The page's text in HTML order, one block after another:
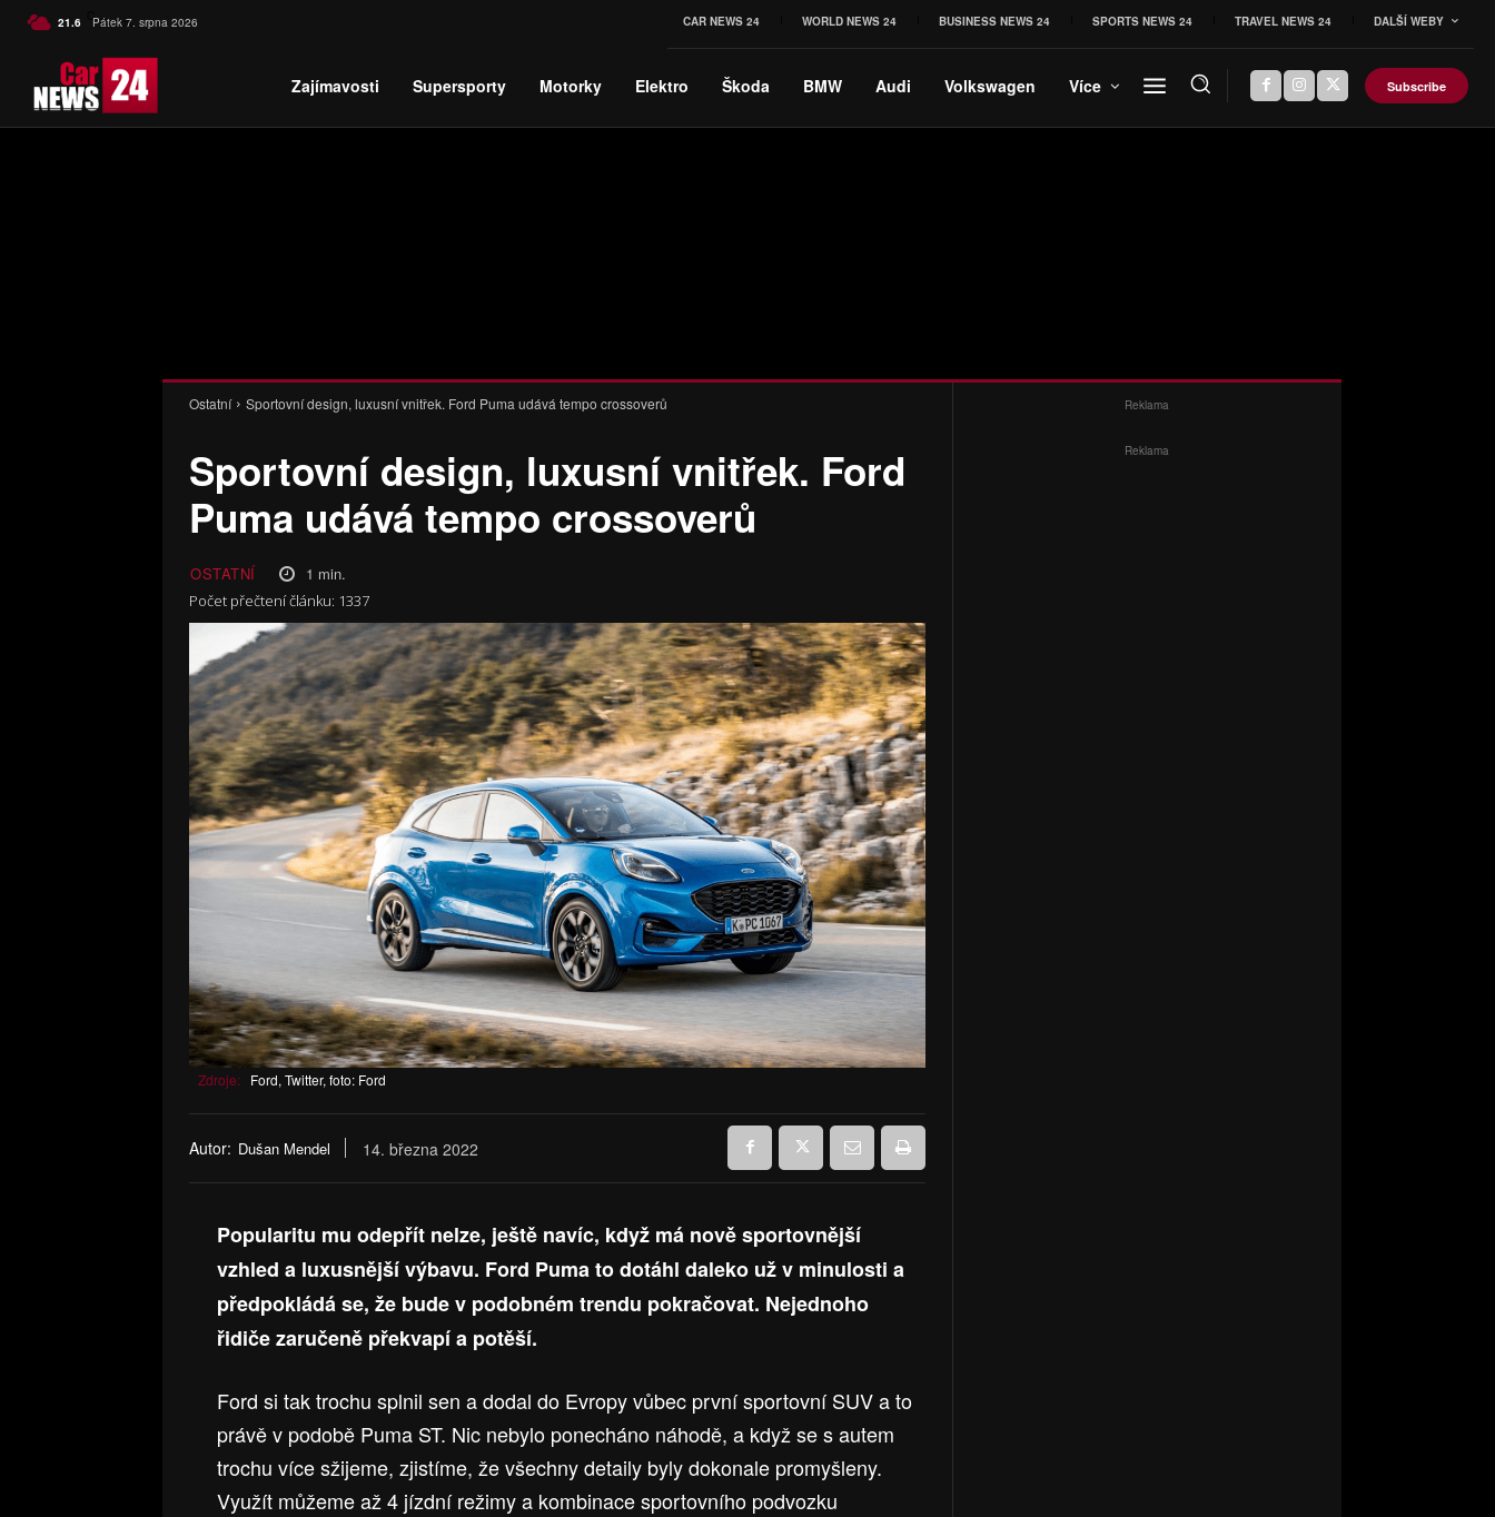
21.6 C Czech
Pátek 7. srpna 2026 CAR NEWS 24 WORLD NEWS 24 BUSINESS NEWS 24 SPORTS NEWS 24 TRAVEL NEWS 24 DALŠÍ WEBY
Zajímavosti Supersporty Motorky Elektro Škoda BMW Audi Volkswagen Více Subscribe
Ostatní Sportovní design, luxusní vnitřek. Ford Puma udává tempo crossoverů
Sportovní design, luxusní vnitřek. Ford
Puma udává tempo crossoverů
OSTATNÍ 1 min.
Počet přečtení článku: 1337
Zdroje: Ford, Twitter, foto: Ford
Autor: Dušan Mendel 14. března 2022
Popularitu mu odepřít nelze, ještě navíc, když má nově sportovnější
vzhled a luxusnější výbavu. Ford Puma to dotáhl daleko už v minulosti a
předpokládá se, že bude v podobném trendu pokračovat. Nejednoho
řidiče zaručeně překvapí a potěší.
Ford si tak trochu splnil sen a dodal do Evropy vůbec první sportovní SUV a to
právě v podobě Puma ST. Nic nebylo ponecháno náhodě, a když se s autem
trochu více sžijeme, zjistíme, že všechny detaily byly dokonale promyšleny.
Využít můžeme až 4 jízdní režimy a kombinace sportovního podvozku
Reklama
Reklama